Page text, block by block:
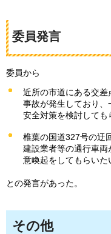
委員発言
委員から
近所の市道にある交
事故が発生しており
安全対策を検討しても
椎葉の国道327号の迂
建設業者等の通行車
意喚起をしてもらいた
との発言があった。
その他